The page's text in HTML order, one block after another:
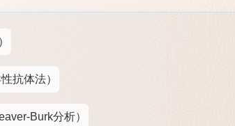
抗体法）
Burk分析）